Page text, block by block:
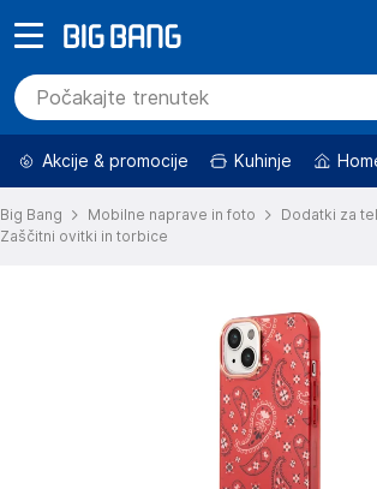
Akcije & promocije Kuhinje
Big Bang Mobilne naprave in foto
Dodatki za
Zaščitni ovitki in torbice